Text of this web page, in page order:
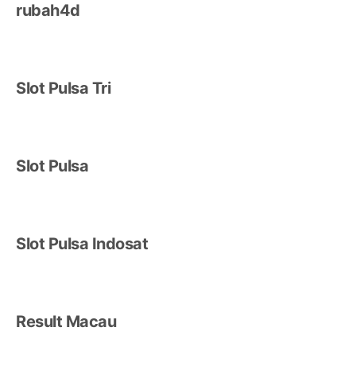
rubah4d
Slot Pulsa Tri
Slot Pulsa
Slot Pulsa Indosat
Result Macau